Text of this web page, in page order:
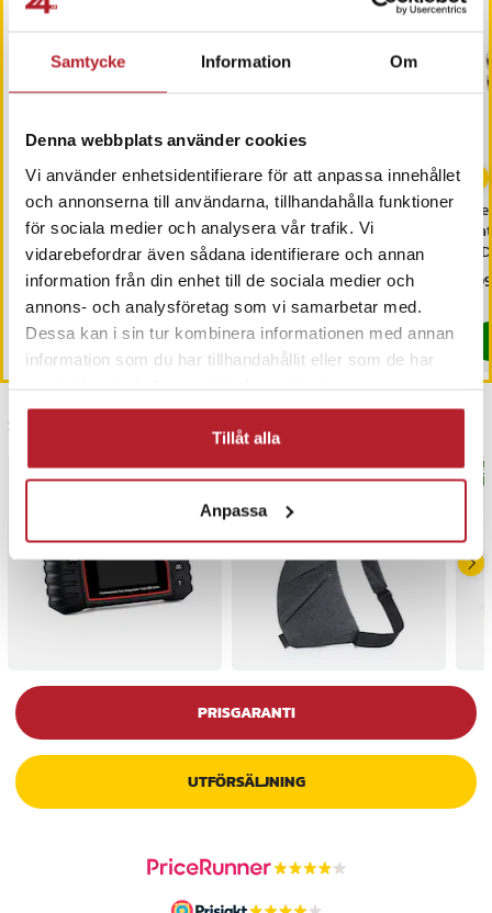
Samtycke Information Om
Denna webbplats använder cookies
Vi använder enhetsidentifierare för att anpassa innehållet
och annonserna till användarna, tillhandahålla funktioner
för sociala medier och analysera vår trafik. Vi
vidarebefordrar även sådana identifierare och annan
information från din enhet till de sociala medier och
annons- och analysföretag som vi samarbetar med.
Dessa kan i sin tur kombinera informationen med annan
information som du har tillhandahållit eller som de har
Tillåt alla
Anpassa
Sporthandduk /
Gymhandduk i
snabbtorkande microfiber
Nuvarande pris:
109 krTidigare pris:129 kr
109 kr 129 kr
I lager, levereras inom 1-2 vardagar
Köp
USB-Laddare 20W med
USB QC3.0 och USB-C PD
- Vit
Pris:89 kr
89 kr
I lager, levereras inom 1-2 vardagar
Köp
Senast besökta
BÄSTSÄLJARE
PRISGARANTI
UTFÖRSÄLJNING